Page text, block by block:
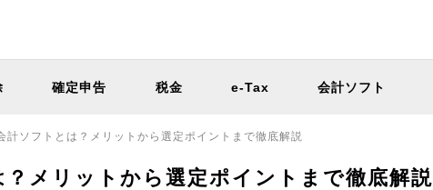
確定申告 税金 e-Tax 会計ソフト
計ソフトとは？メリットから選定ポイントまで徹底解説
メリットから選定ポイントまで徹底解説